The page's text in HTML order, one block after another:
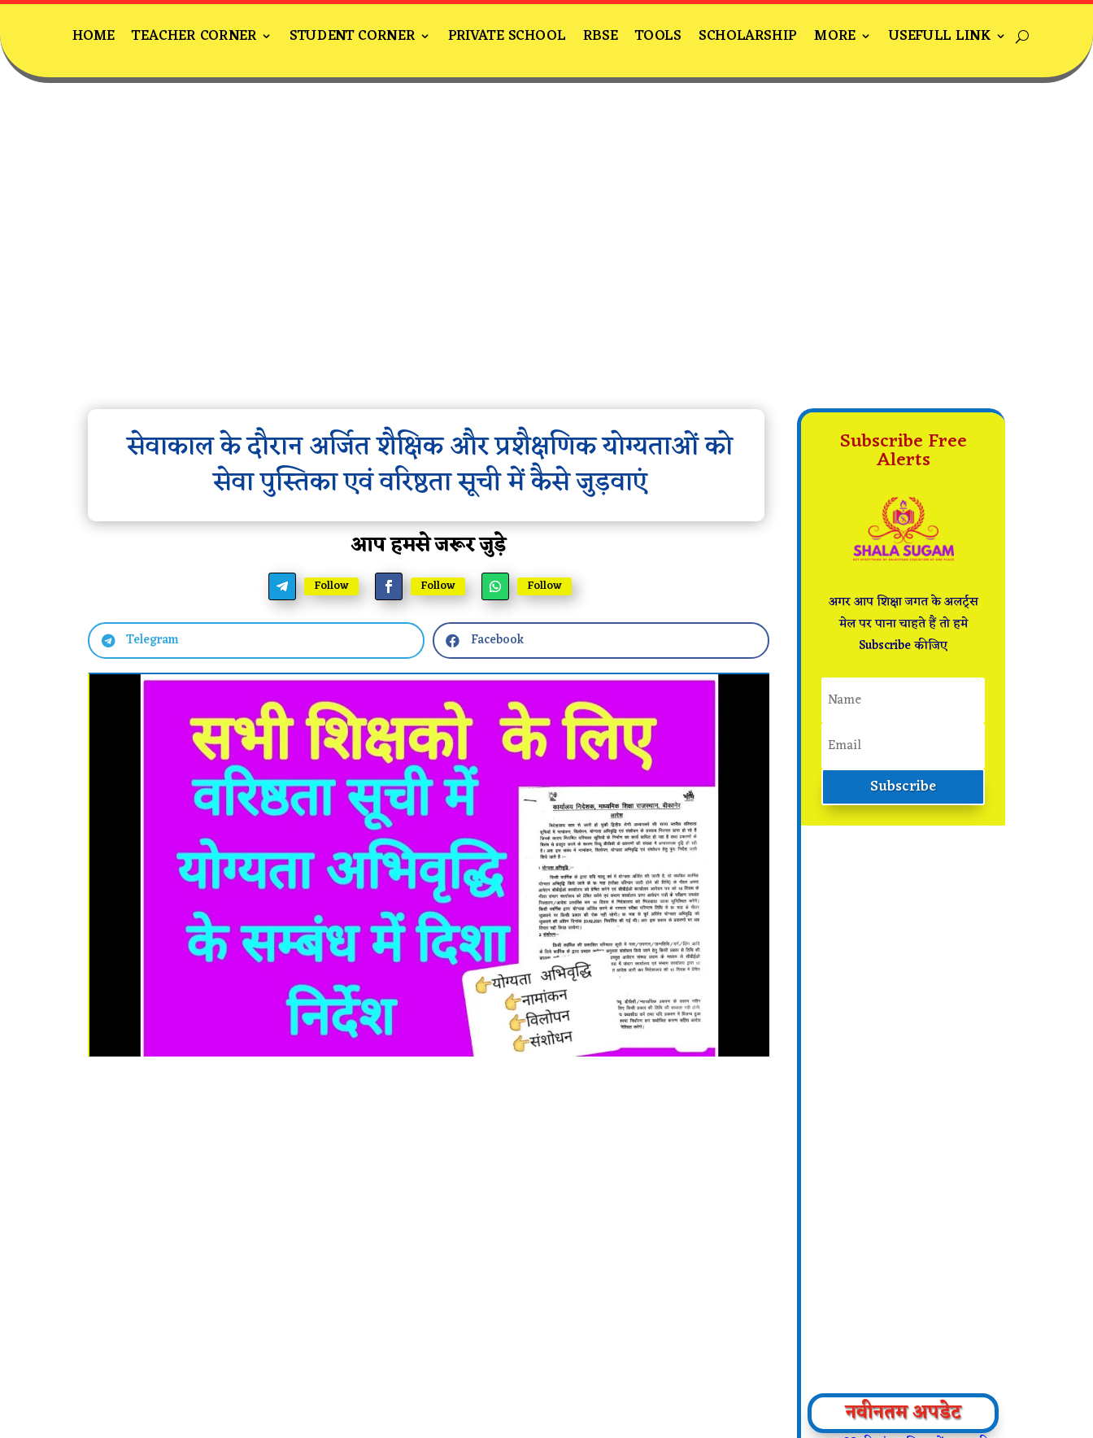
HOME TEACHER CORNER STUDENT CORNER PRIVATE SCHOOL RBSE TOOLS SCHOLARSHIP MORE USEFULL LINK
सेवाकाल के दौरान अर्जित शैक्षिक और प्रशैक्षणिक योग्यताओं को
सेवा पुस्तिका एवं वरिष्ठता सूची में कैसे जुड़वाएं
आप हमसे जरूर जुड़े
Follow Follow Follow
 Telegram  Facebook
Subscribe Free
Alerts
अगर आप शिक्षा जगत के अलर्ट्स
मेल पर पाना चाहते हैं तो हमे
Subscribe कीजिए
Subscribe
नवीनतम अपडेट